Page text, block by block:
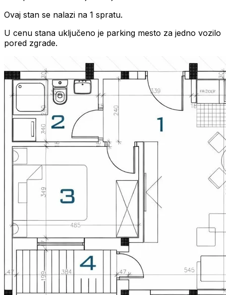
Ovaj stan se nalazi na 1 spratu.
U cenu stana uključeno je parking mesto za jedno vozilo
pored zgrade.